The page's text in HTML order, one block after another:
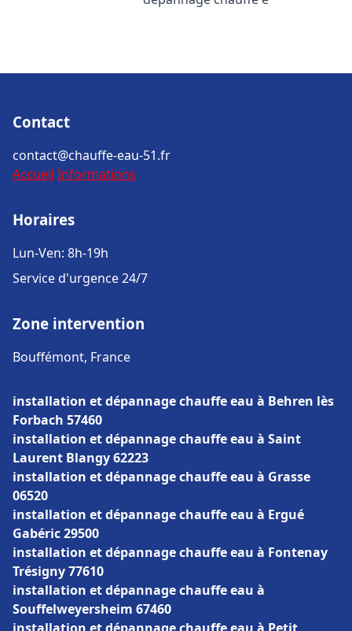
Contact
contact@chauffe-eau-51.fr
Accueil Informations
Horaires
Lun-Ven: 8h-19h
Service d'urgence 24/7
Zone intervention
Bouffémont, France
installation et dépannage chauffe eau à Behren lès
Forbach 57460
installation et dépannage chauffe eau à Saint
Laurent Blangy 62223
installation et dépannage chauffe eau à Grasse
06520
installation et dépannage chauffe eau à Ergué
Gabéric 29500
installation et dépannage chauffe eau à Fontenay
Trésigny 77610
installation et dépannage chauffe eau à
Souffelweyersheim 67460